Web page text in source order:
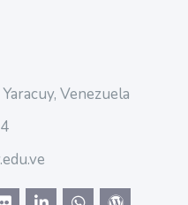
Venezuela